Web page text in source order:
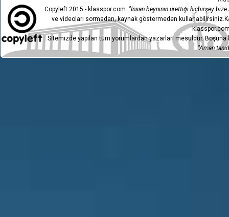
Copyleft 2015 - klasspor.com. "İnsan beyninin ürettiği hiçbirşey bize
ve videoları sormadan, kaynak göstermeden
Sitemizde yapılan tüm yorumlardan yazarları mesuldür.
"Aman